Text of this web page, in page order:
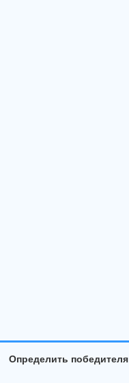
Определить победителя